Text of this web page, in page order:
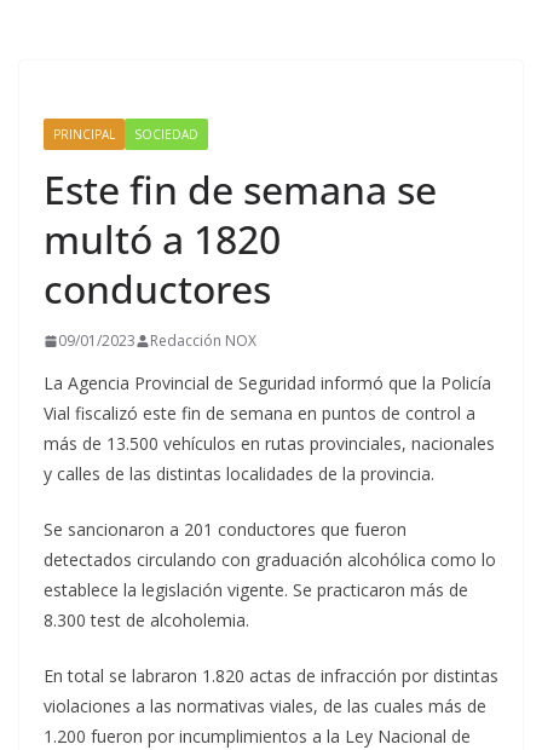
PRINCIPAL SOCIEDAD
Este fin de semana se
multó a 1820
conductores
09/01/2023 Redacción NOX
La Agencia Provincial de Seguridad informó que la Policía
Vial fiscalizó este fin de semana en puntos de control a
más de 13.500 vehículos en rutas provinciales, nacionales
y calles de las distintas localidades de la provincia.
Se sancionaron a 201 conductores que fueron
detectados circulando con graduación alcohólica como lo
establece la legislación vigente. Se practicaron más de
8.300 test de alcoholemia.
En total se labraron 1.820 actas de infracción por distintas
violaciones a las normativas viales, de las cuales más de
1.200 fueron por incumplimientos a la Ley Nacional de